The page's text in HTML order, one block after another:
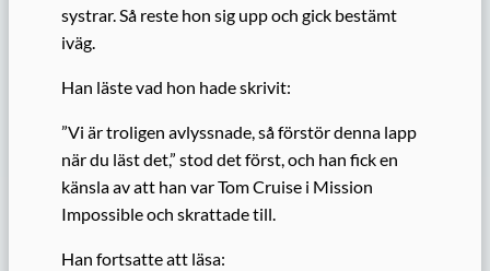
systrar. Så reste hon sig upp och gick bestämt
iväg.
Han läste vad hon hade skrivit:
”Vi är troligen avlyssnade, så förstör denna lapp
när du läst det,” stod det först, och han fick en
känsla av att han var Tom Cruise i Mission
Impossible och skrattade till.
Han fortsatte att läsa: